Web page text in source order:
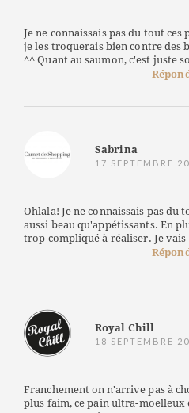
Je ne connaissais pas du tout
je les troquerais bien contre des
^^ Quant au saumon, c'est juste
Sabrina
17 SEPTEMBRE
Ohlala! Je ne connaissais pas du
aussi beau qu'appétissants. En
trop compliqué à réaliser. Je vais
Royal Chill
18 SEPTEMBRE
Franchement on n'arrive pas à
plus faim, ce pain ultra-moelleux